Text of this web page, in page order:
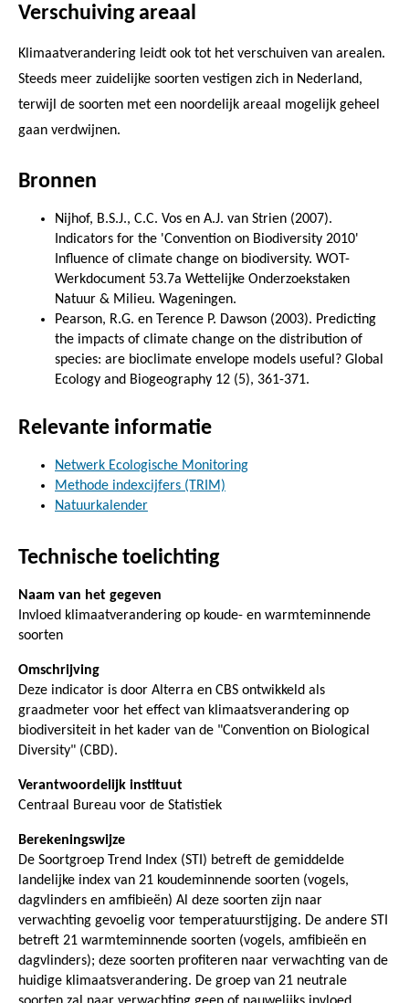
Verschuiving areaal
Klimaatverandering leidt ook tot het verschuiven van arealen.
Steeds meer zuidelijke soorten vestigen zich in Nederland,
terwijl de soorten met een noordelijk areaal mogelijk geheel
gaan verdwijnen.
Bronnen
Nijhof, B.S.J., C.C. Vos en A.J. van Strien (2007).
Indicators for the 'Convention on Biodiversity 2010'
Influence of climate change on biodiversity. WOT-
Werkdocument 53.7a Wettelijke Onderzoekstaken
Natuur & Milieu. Wageningen.
Pearson, R.G. en Terence P. Dawson (2003). Predicting
the impacts of climate change on the distribution of
species: are bioclimate envelope models useful? Global
Ecology and Biogeography 12 (5), 361-371.
Relevante informatie
Netwerk Ecologische Monitoring
Methode indexcijfers (TRIM)
Natuurkalender
Technische toelichting
Naam van het gegeven
Invloed klimaatverandering op koude- en warmteminnende
soorten
Omschrijving
Deze indicator is door Alterra en CBS ontwikkeld als
graadmeter voor het effect van klimaatsverandering op
biodiversiteit in het kader van de "Convention on Biological
Diversity" (CBD).
Verantwoordelijk instituut
Centraal Bureau voor de Statistiek
Berekeningswijze
De Soortgroep Trend Index (STI) betreft de gemiddelde
landelijke index van 21 koudeminnende soorten (vogels,
dagvlinders en amfibieën) Al deze soorten zijn naar
verwachting gevoelig voor temperatuurstijging. De andere STI
betreft 21 warmteminnende soorten (vogels, amfibieën en
dagvlinders); deze soorten profiteren naar verwachting van de
huidige klimaatsverandering. De groep van 21 neutrale